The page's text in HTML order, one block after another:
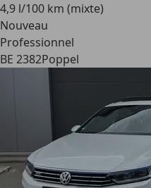
4,9 l/100 km (mixte)
Nouveau
Professionnel
BE 2382Poppel